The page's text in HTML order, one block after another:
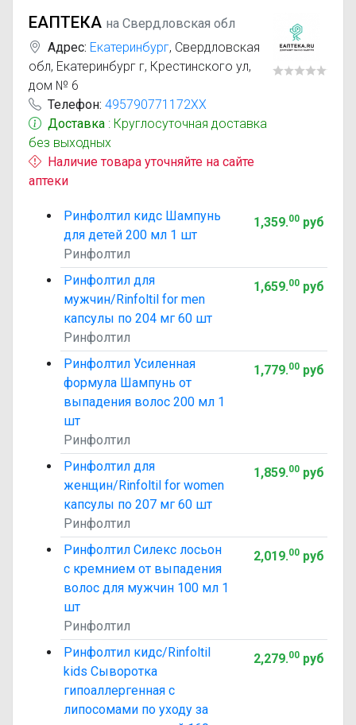
ЕАПТЕКА на Свердловская обл
Адрес: Екатеринбург, Свердловская
обл, Екатеринбург г, Крестинского ул,
дом № 6
Телефон: 495790771172XX
Доставка : Круглосуточная доставка
без выходных
Наличие товара уточняйте на сайте
аптеки
Ринфолтил кидс Шампунь
для детей 200 мл 1 шт
Ринфолтил
1,359.00руб
Ринфолтил для
мужчин/Rinfoltil for men
капсулы по 204 мг 60 шт
Ринфолтил
1,659.00руб
Ринфолтил Усиленная
формула Шампунь от
выпадения волос 200 мл 1
шт
Ринфолтил
1,779.00руб
Ринфолтил для
женщин/Rinfoltil for women
капсулы по 207 мг 60 шт
Ринфолтил
1,859.00руб
Ринфолтил Силекс лосьон
с кремнием от выпадения
волос для мужчин 100 мл 1
шт
Ринфолтил
2,019.00руб
Ринфолтил кидс/Rinfoltil
kids Сыворотка
гипоаллергенная с
липосомами по уходу за
2,279.00руб